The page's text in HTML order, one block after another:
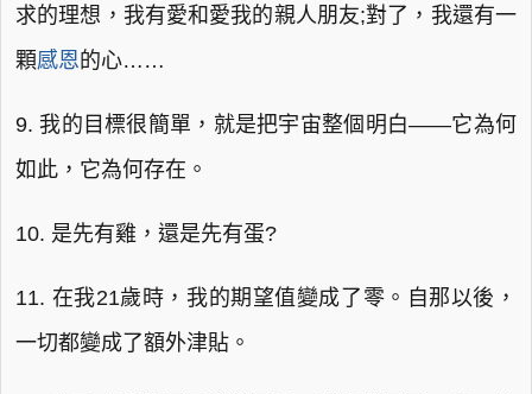
求的理想，我有愛和愛我的親人朋友;對了，我還有一
顆感恩的心……
9. 我的目標很簡單，就是把宇宙整個明白——它為何
如此，它為何存在。
10. 是先有雞，還是先有蛋?
11. 在我21歲時，我的期望值變成了零。自那以後，
一切都變成了額外津貼。